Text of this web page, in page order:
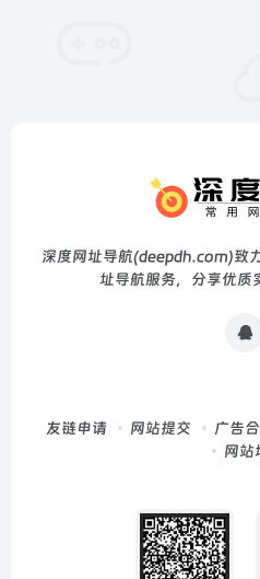
深度网址导航(deepdh.com)致
址导航服务，分享优质
友链申请 网站提交 广告
网站